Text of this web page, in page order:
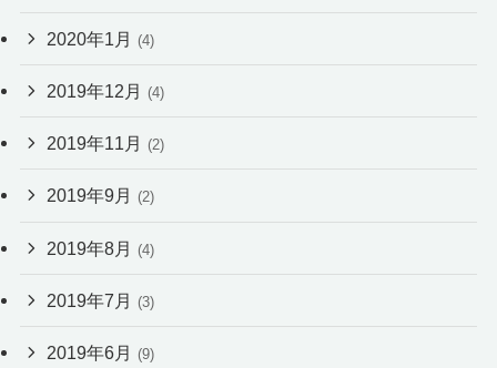
2020年1月 (4)
2019年12月 (4)
2019年11月 (2)
2019年9月 (2)
2019年8月 (4)
2019年7月 (3)
2019年6月 (9)